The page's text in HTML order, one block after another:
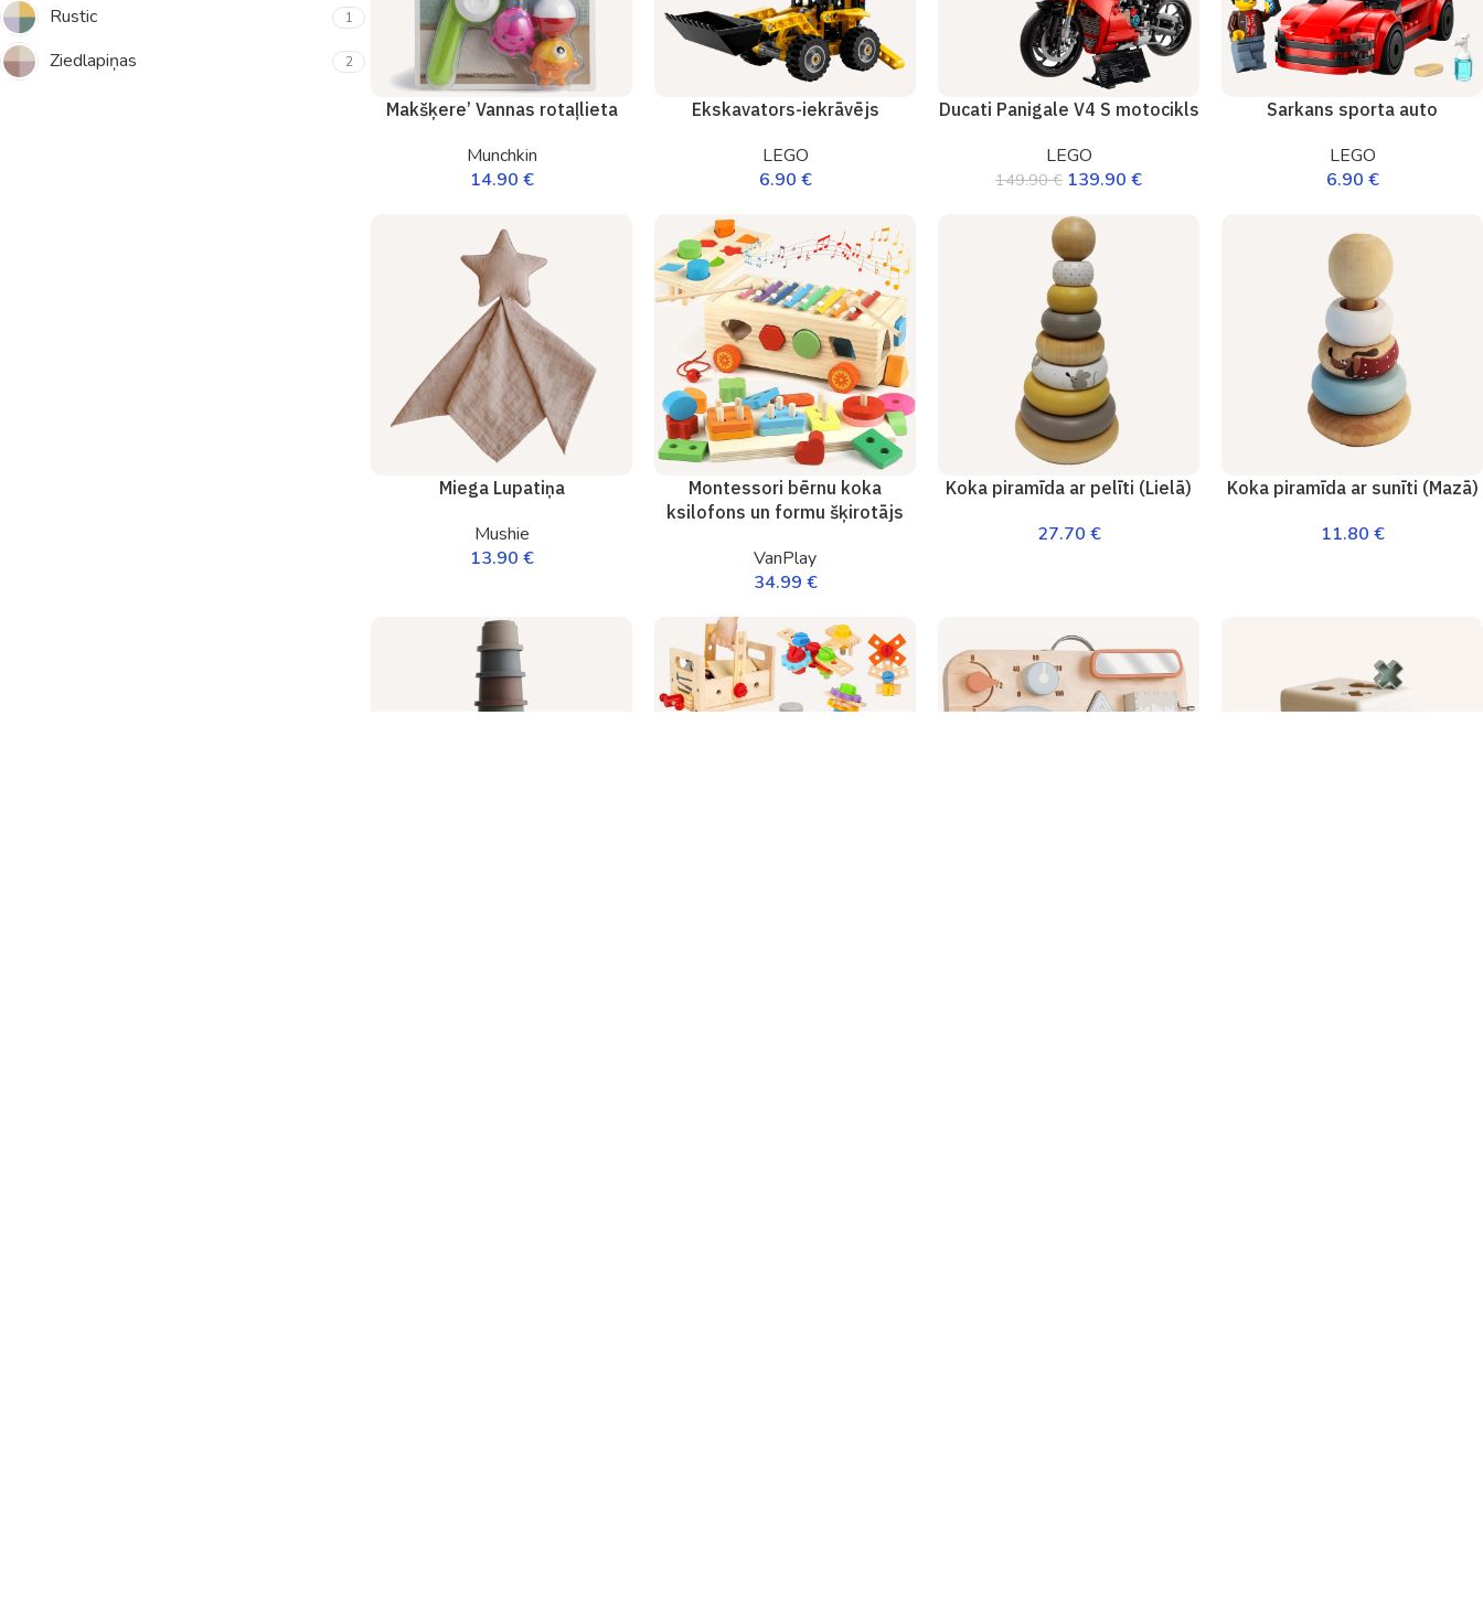
Rustic 1
Ziedlapiņas 2
Makšķere’ Vannas rotaļlieta
Munchkin
14.90 €
Ekskavators-iekrāvējs
LEGO
6.90 €
Ducati Panigale V4 S motocikls
LEGO
149.90€ 139.90 €
Sarkans sporta auto
LEGO
6.90 €
Miega Lupatiņa
Mushie
13.90 €
Montessori bērnu koka
ksilofons un formu šķirotājs
VanPlay
34.99 €
Koka piramīda ar pelīti (Lielā)
27.70 €
Koka piramīda ar sunīti (Mazā)
11.80 €